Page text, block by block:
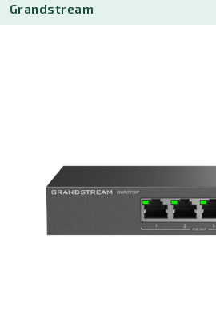
Grandstream